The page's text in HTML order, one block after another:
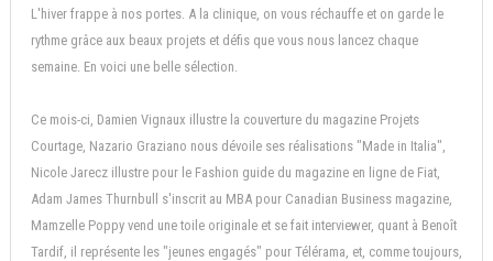
L'hiver frappe à nos portes. A la clinique, on vous réchauffe et on garde le
rythme grâce aux beaux projets et défis que vous nous lancez chaque
semaine. En voici une belle sélection.
Ce mois-ci, Damien Vignaux illustre la couverture du magazine Projets
Courtage, Nazario Graziano nous dévoile ses réalisations "Made in Italia",
Nicole Jarecz illustre pour le Fashion guide du magazine en ligne de Fiat,
Adam James Thurnbull s'inscrit au MBA pour Canadian Business magazine,
Mamzelle Poppy vend une toile originale et se fait interviewer, quant à Benoît
Tardif, il représente les "jeunes engagés" pour Télérama, et, comme toujours,